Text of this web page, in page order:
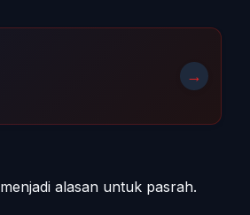
→
alasan untuk pasrah.